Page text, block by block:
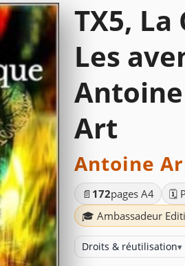
TX5,
Les
Art
Antoine
📄 172pages A4 🗓️
🎓 Ambassadeur
Droits & réutilisation▾